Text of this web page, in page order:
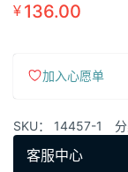
¥ 136.00
加入心愿单
SKU： 14457-1
客服中心